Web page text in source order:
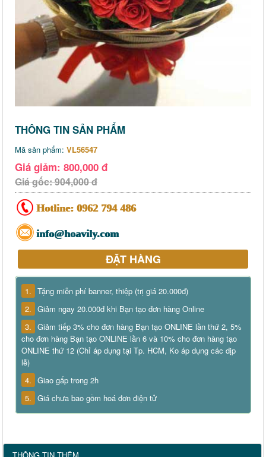
THÔNG TIN SẢN PHẨM
Mã sản phẩm: VL56547
Giá giảm: 800,000 đ
Giá gốc: 904,000 đ
Hotline: 0962 794 486
info@hoavily.com
ĐẶT HÀNG
1. Tặng miễn phí banner, thiệp (trị giá 20.000đ)
2. Giảm ngay 20.000đ khi Bạn tạo đơn hàng Online
3. Giảm tiếp 3% cho đơn hàng Bạn tạo ONLINE lần thứ 2, 5%
cho đơn hàng Bạn tạo ONLINE lần 6 và 10% cho đơn hàng tạo
ONLINE thứ 12 (Chỉ áp dụng tại Tp. HCM, Ko áp dụng các dịp
lễ)
4. Giao gấp trong 2h
5. Giá chưa bao gồm hoá đơn điện tử